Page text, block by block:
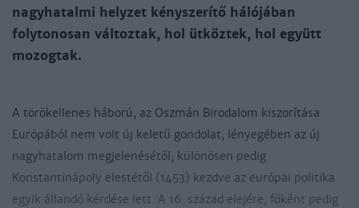
nagyhatalmi helyzet kényszerítő hálójában
folytonosan változtak, hol ütköztek, hol együtt
mozogtak.
A törökellenes háború, az Oszmán Birodalom kiszorítása
Európából nem volt új keletű gondolat, lényegében az új
nagyhatalom megjelenésétől, különösen pedig
Konstantinápoly elestétől (1453) kezdve az euró­pai politika
egyik állandó kérdése lett. A 16. század elejére, főként pedig